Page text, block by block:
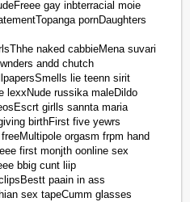
gay inbterracial moie
pornDaughters
naked cabbieMena suvari
andd chutch
lie teenn sirit
lexxNude russika maleDildo
girlls sannta maria
birthFirst five yewrs
orgasm frpm hand
first monjth oonline sex
bbig cunt liip
paain in ass
sex tapeCumm glasses